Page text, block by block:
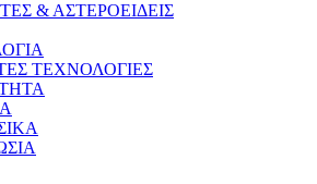
& ΑΣΤΕΡΟΕΙΔΕΙΣ
ΤΕΧΝΟΛΟΓΙΕΣ